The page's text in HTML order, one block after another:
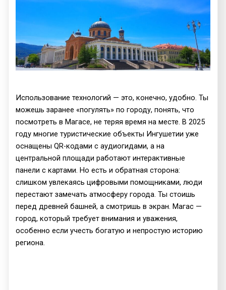
Использование технологий — это, конечно, удобно. Ты
можешь заранее «погулять» по городу, понять, что
посмотреть в Магасе, не теряя время на месте. В 2025
году многие туристические объекты Ингушетии уже
оснащены QR-кодами с аудиогидами, а на
центральной площади работают интерактивные
панели с картами. Но есть и обратная сторона:
слишком увлекаясь цифровыми помощниками, люди
перестают замечать атмосферу города. Ты стоишь
перед древней башней, а смотришь в экран. Магас —
город, который требует внимания и уважения,
особенно если учесть богатую и непростую историю
региона.